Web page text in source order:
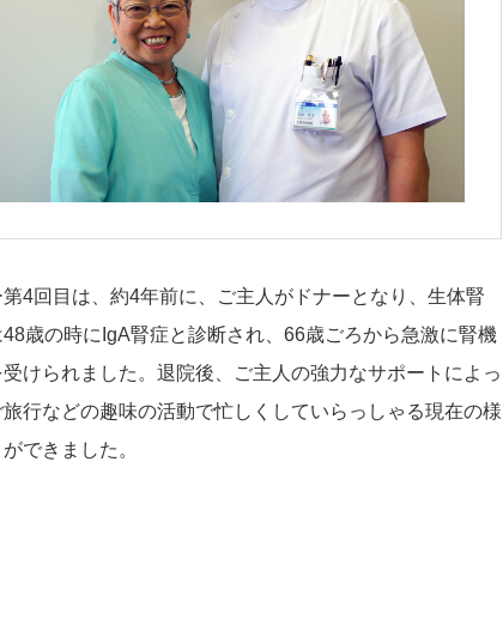
4回目は、約4年前に、ご主人がドナーとなり、生体腎
歳の時にIgA腎症と診断され、66歳ごろから急激に腎機
けられました。退院後、ご主人の強力なサポートによっ
行などの趣味の活動で忙しくしていらっしゃる現在の様
できました。